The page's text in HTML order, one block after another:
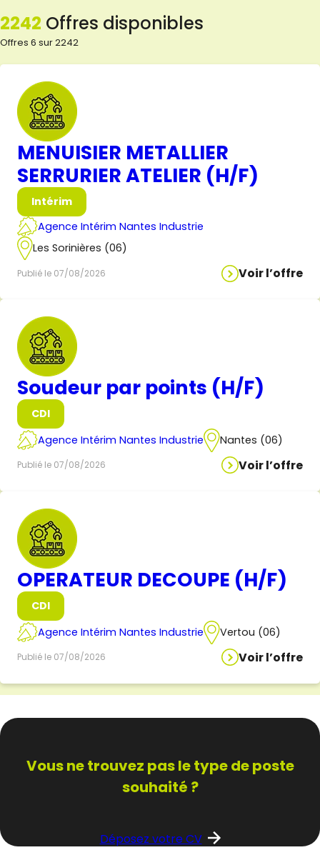
2242 Offres disponibles
Offres 6 sur 2242
MENUISIER METALLIER
SERRURIER ATELIER (H/F)
Intérim
Agence Intérim Nantes Industrie
Les Sorinières (06)
Publié le 07/08/2026 Voir l’offre
Soudeur par points (H/F)
CDI
Agence Intérim Nantes Industrie
Nantes (06)
Publié le 07/08/2026 Voir l’offre
OPERATEUR DECOUPE (H/F)
CDI
Agence Intérim Nantes Industrie
Vertou (06)
Publié le 07/08/2026 Voir l’offre
Vous ne trouvez pasle type de poste
souhaité ?
Déposez votre CV